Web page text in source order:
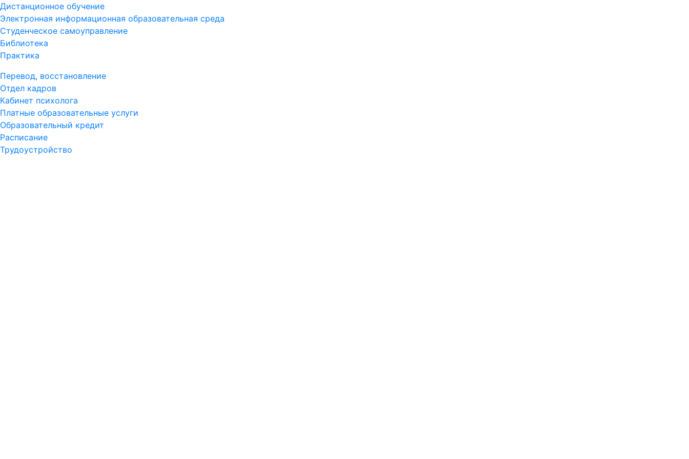
Дистанционное обучение
Электронная информационная образовательная среда
Студенческое самоуправление
Библиотека
Практика
Перевод, восстановление
Отдел кадров
Кабинет психолога
Платные образовательные услуги
Образовательный кредит
Расписание
Трудоустройство